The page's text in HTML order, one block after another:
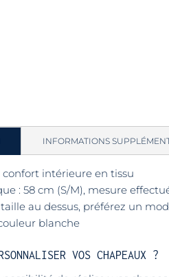
INFORMATIONS
confort intérieure en tissu
: 58 cm (S/M), mesure
au dessus, préférez un
blanche
VOS CHAPEAUX ?